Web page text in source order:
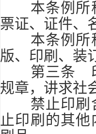
本条例所称
票证、证件、
本条例所称
版、印刷、装
第三条 印
规章，讲求社
禁止印刷含
止印刷的其